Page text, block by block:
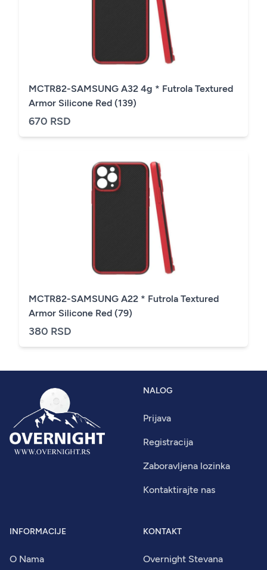
MCTR82-SAMSUNG A32 4g * Futrola Textured
Armor Silicone Red (139)
670 RSD
MCTR82-SAMSUNG A22 * Futrola Textured
Armor Silicone Red (79)
380 RSD
NALOG
Prijava
Registracija
Zaboravljena lozinka
Kontaktirajte nas
INFORMACIJE
O Nama
KONTAKT
Overnight Stevana